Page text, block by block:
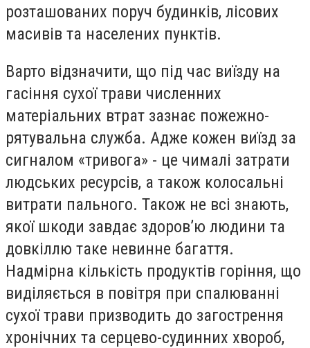
розташованих поруч будинків, лісових
масивів та населених пунктів.
Варто відзначити, що під час виїзду на
гасіння сухої трави численних
матеріальних втрат зазнає пожежно-
рятувальна служба. Адже кожен виїзд за
сигналом «тривога» - це чималі затрати
людських ресурсів, а також колосальні
витрати пального. Також не всі знають,
якої шкоди завдає здоров’ю людини та
довкіллю таке невинне багаття.
Надмірна кількість продуктів горіння, що
виділяється в повітря при спалюванні
сухої трави призводить до загострення
хронічних та серцево-судинних хвороб,